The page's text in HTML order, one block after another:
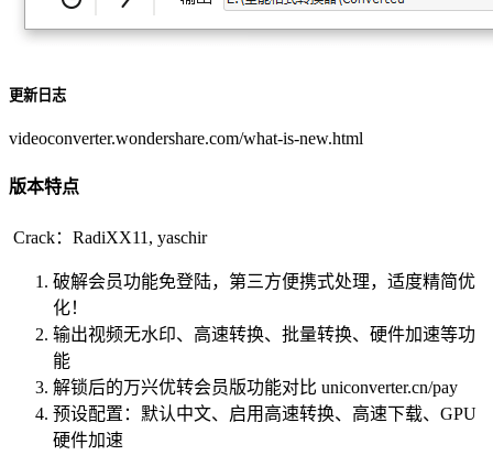
更新日志
videoconverter.wondershare.com/what-is-new.html
版本特点
Crack：RadiXX11, yaschir
破解会员功能免登陆，第三方便携式处理，适度精简优
化！
输出视频无水印、高速转换、批量转换、硬件加速等功
能
解锁后的万兴优转会员版功能对比 uniconverter.cn/pay
预设配置：默认中文、启用高速转换、高速下载、GPU
硬件加速